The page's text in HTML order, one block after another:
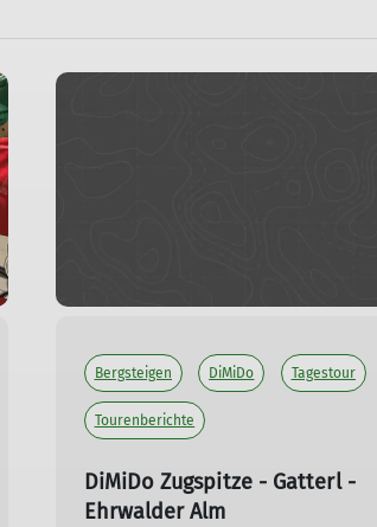
Bergsteigen DiMiDo Tagestour
Tourenberichte
DiMiDo Zugspitze - Gatterl -
Ehrwalder Alm